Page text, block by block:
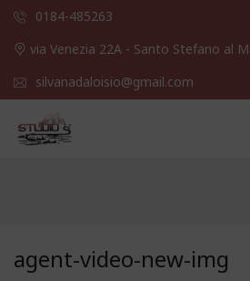
0184-485263
via Venezia 22A - Santo Stefano al
silvanadaloisio@gmail.com
agent-video-new-img